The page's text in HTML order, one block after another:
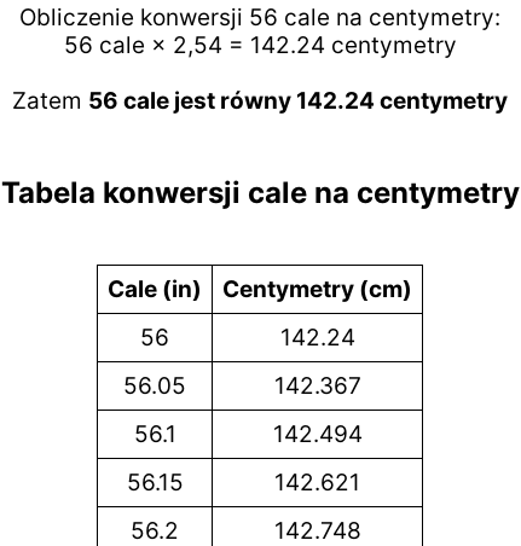
Obliczenie konwersji 56 cale na centymetry:
56 cale × 2,54 = 142.24 centymetry
Zatem 56 cale jest równy 142.24 centymetry
Tabela konwersji cale na centymetry
Cale (in)
Centymetry (cm)
56
142.24
56.05
142.367
56.1
142.494
56.15
142.621
56.2
142.748